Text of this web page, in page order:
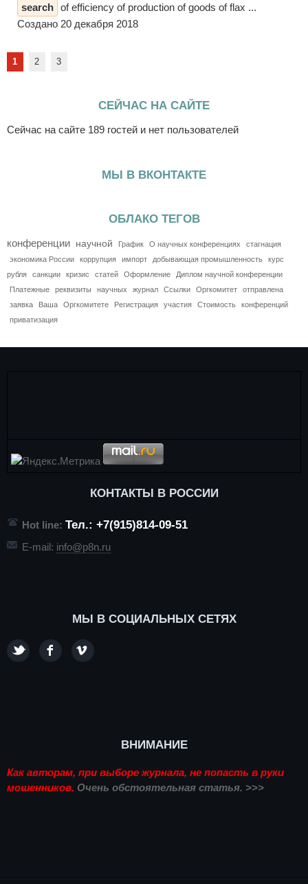
search of efficiency of production of goods of flax ...
Создано 20 декабря 2018
1 2 3
СЕЙЧАС НА САЙТЕ
Сейчас на сайте 189 гостей и нет пользователей
МЫ В ВКОНТАКТЕ
ОБЛАКО ТЕГОВ
конференции научной График О научных конференциях
стагнация
экономика России
коррупция импорт добывающая промышленность
курс
рубля
санкции кризис статей Оформление
Диплом научной конференции
Платежные
реквизиты научных журнал Ссылки Оргкомитет
отправлена
заявка
Ваша Оргкомитете Регистрация участия Стоимость
конференций
приватизация
КОНТАКТЫ В РОССИИ
Hot line: Тел.: +7(915)814-09-51
E-mail: info@p8n.ru
МЫ В СОЦИАЛЬНЫХ СЕТЯХ
ВНИМАНИЕ
Как авторам, при выборе журнала, не попасть в руки
мошенников. Очень обстоятельная статья. >>>